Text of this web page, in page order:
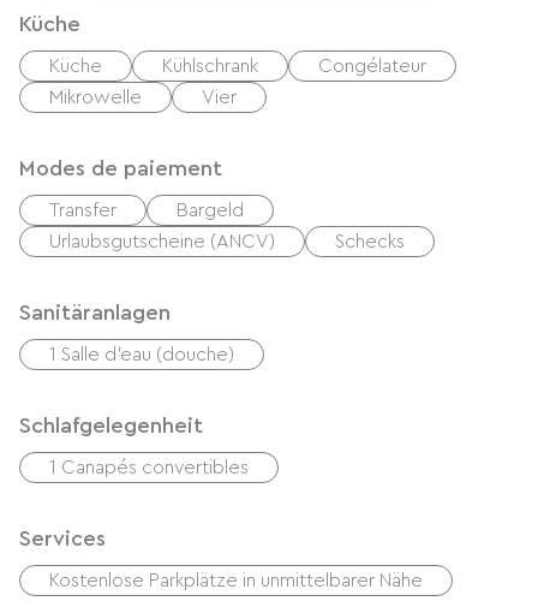
Küche
Küche Kühlschrank
Congélateur
Mikrowelle
Vier
Modes de paiement
Transfer
Bargeld
Urlaubsgutscheine (ANCV)
Schecks
Sanitäranlagen
1 Salle d'eau (douche)
Schlafgelegenheit
1 Canapés convertibles
Services
Kostenlose Parkplätze in unmittelbarer Nähe